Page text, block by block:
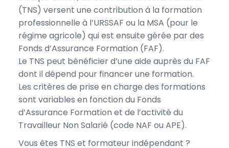
(TNS) versent une contribution à la formation
professionnelle à l’URSSAF ou la MSA (pour le
régime agricole) qui est ensuite gérée par des
Fonds d’Assurance Formation (FAF).
Le TNS peut bénéficier d’une aide auprès du FAF
dont il dépend pour financer une formation.
Les critères de prise en charge des formations
sont variables en fonction du Fonds
d’Assurance Formation et de l’activité du
Travailleur Non Salarié (code NAF ou APE).
Vous êtes TNS et formateur indépendant ?